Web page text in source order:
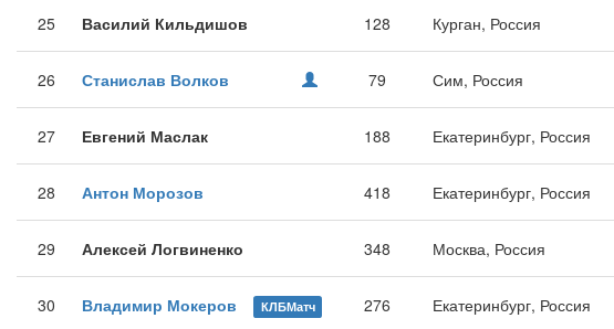
25 Василий Кильдишов 128 Курган, Россия
26 Станислав Волков 79 Сим, Россия
27 Евгений Маслак 188 Екатеринбург, Россия
28 Антон Морозов 418 Екатеринбург, Россия
29 Алексей Логвиненко 348 Москва, Россия
30 КЛБМатч
Владимир Мокеров 276 Екатеринбург, Россия